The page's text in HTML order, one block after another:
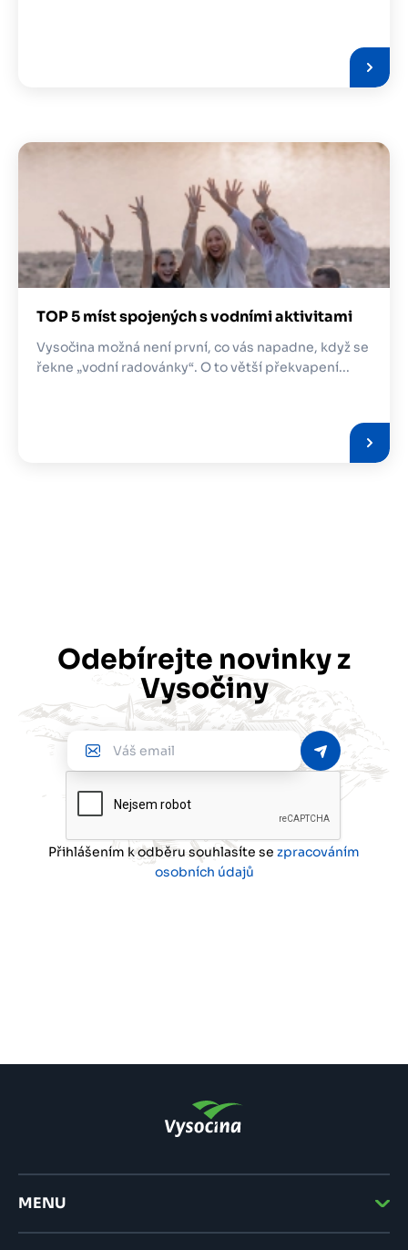
Obrázek
TOP 5 míst spojených s vodními aktivitami
Vysočina možná není první, co vás napadne, když se
řekne „vodní radovánky“. O to větší překvapení...
Odebírejte novinky z
Vysočiny
Přihlášením k odběru souhlasíte se zpracováním
osobních údajů
MENU